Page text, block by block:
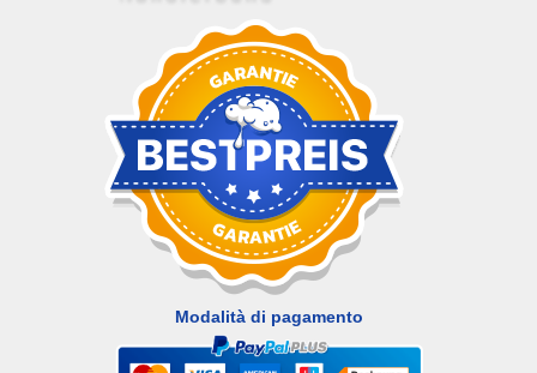
Modalità di pagamento